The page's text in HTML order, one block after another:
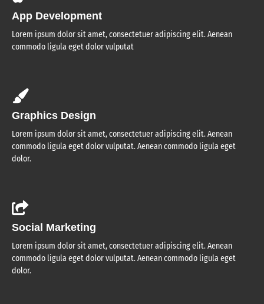
App Development
Lorem ipsum dolor sit amet, consectetuer adipiscing elit. Aenean
commodo ligula eget dolor vulputat
Graphics Design
Lorem ipsum dolor sit amet, consectetuer adipiscing elit. Aenean
commodo ligula eget dolor vulputat. Aenean commodo ligula eget
dolor.
Social Marketing
Lorem ipsum dolor sit amet, consectetuer adipiscing elit. Aenean
commodo ligula eget dolor vulputat. Aenean commodo ligula eget
dolor.